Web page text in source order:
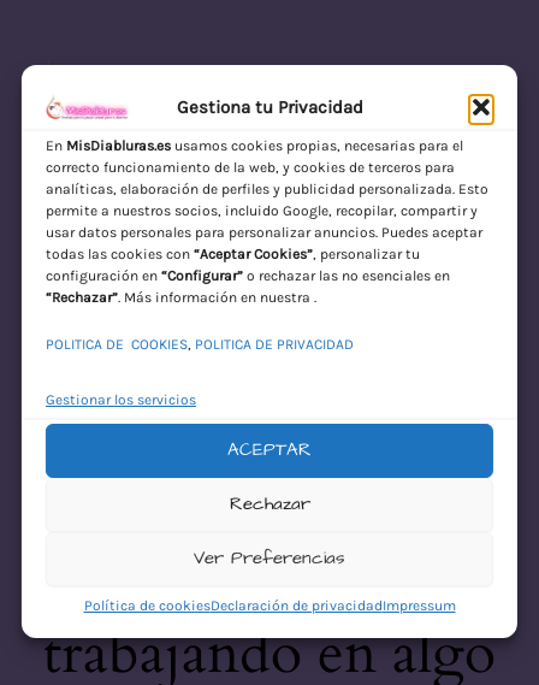
Gestiona tu Privacidad
En MisDiabluras.esusamos cookies propias, necesarias para el
correcto funcionamiento de la web, y cookies de terceros para
analíticas, elaboración de perfiles y publicidad personalizada. Esto
permite a nuestros socios, incluido Google, recopilar, compartir y
usar datos personales para personalizar anuncios. Puedes aceptar
todas las cookies con “Aceptar Cookies”, personalizar tu
configuración en “Configurar”o rechazar las no esenciales en
“Rechazar”. Más información en nuestra .
POLITICA DE COOKIES, POLITICA DE PRIVACIDAD
Gestionar los servicios
ACEPTAR
Rechazar
Ver Preferencias
Política de cookiesDeclaración de privacidadImpressum
MisDiabluras | Sexshop Online con Envío
Discreto en España
Acceder
¡Disculpa este
desastre! Estamos
trabajando en algo